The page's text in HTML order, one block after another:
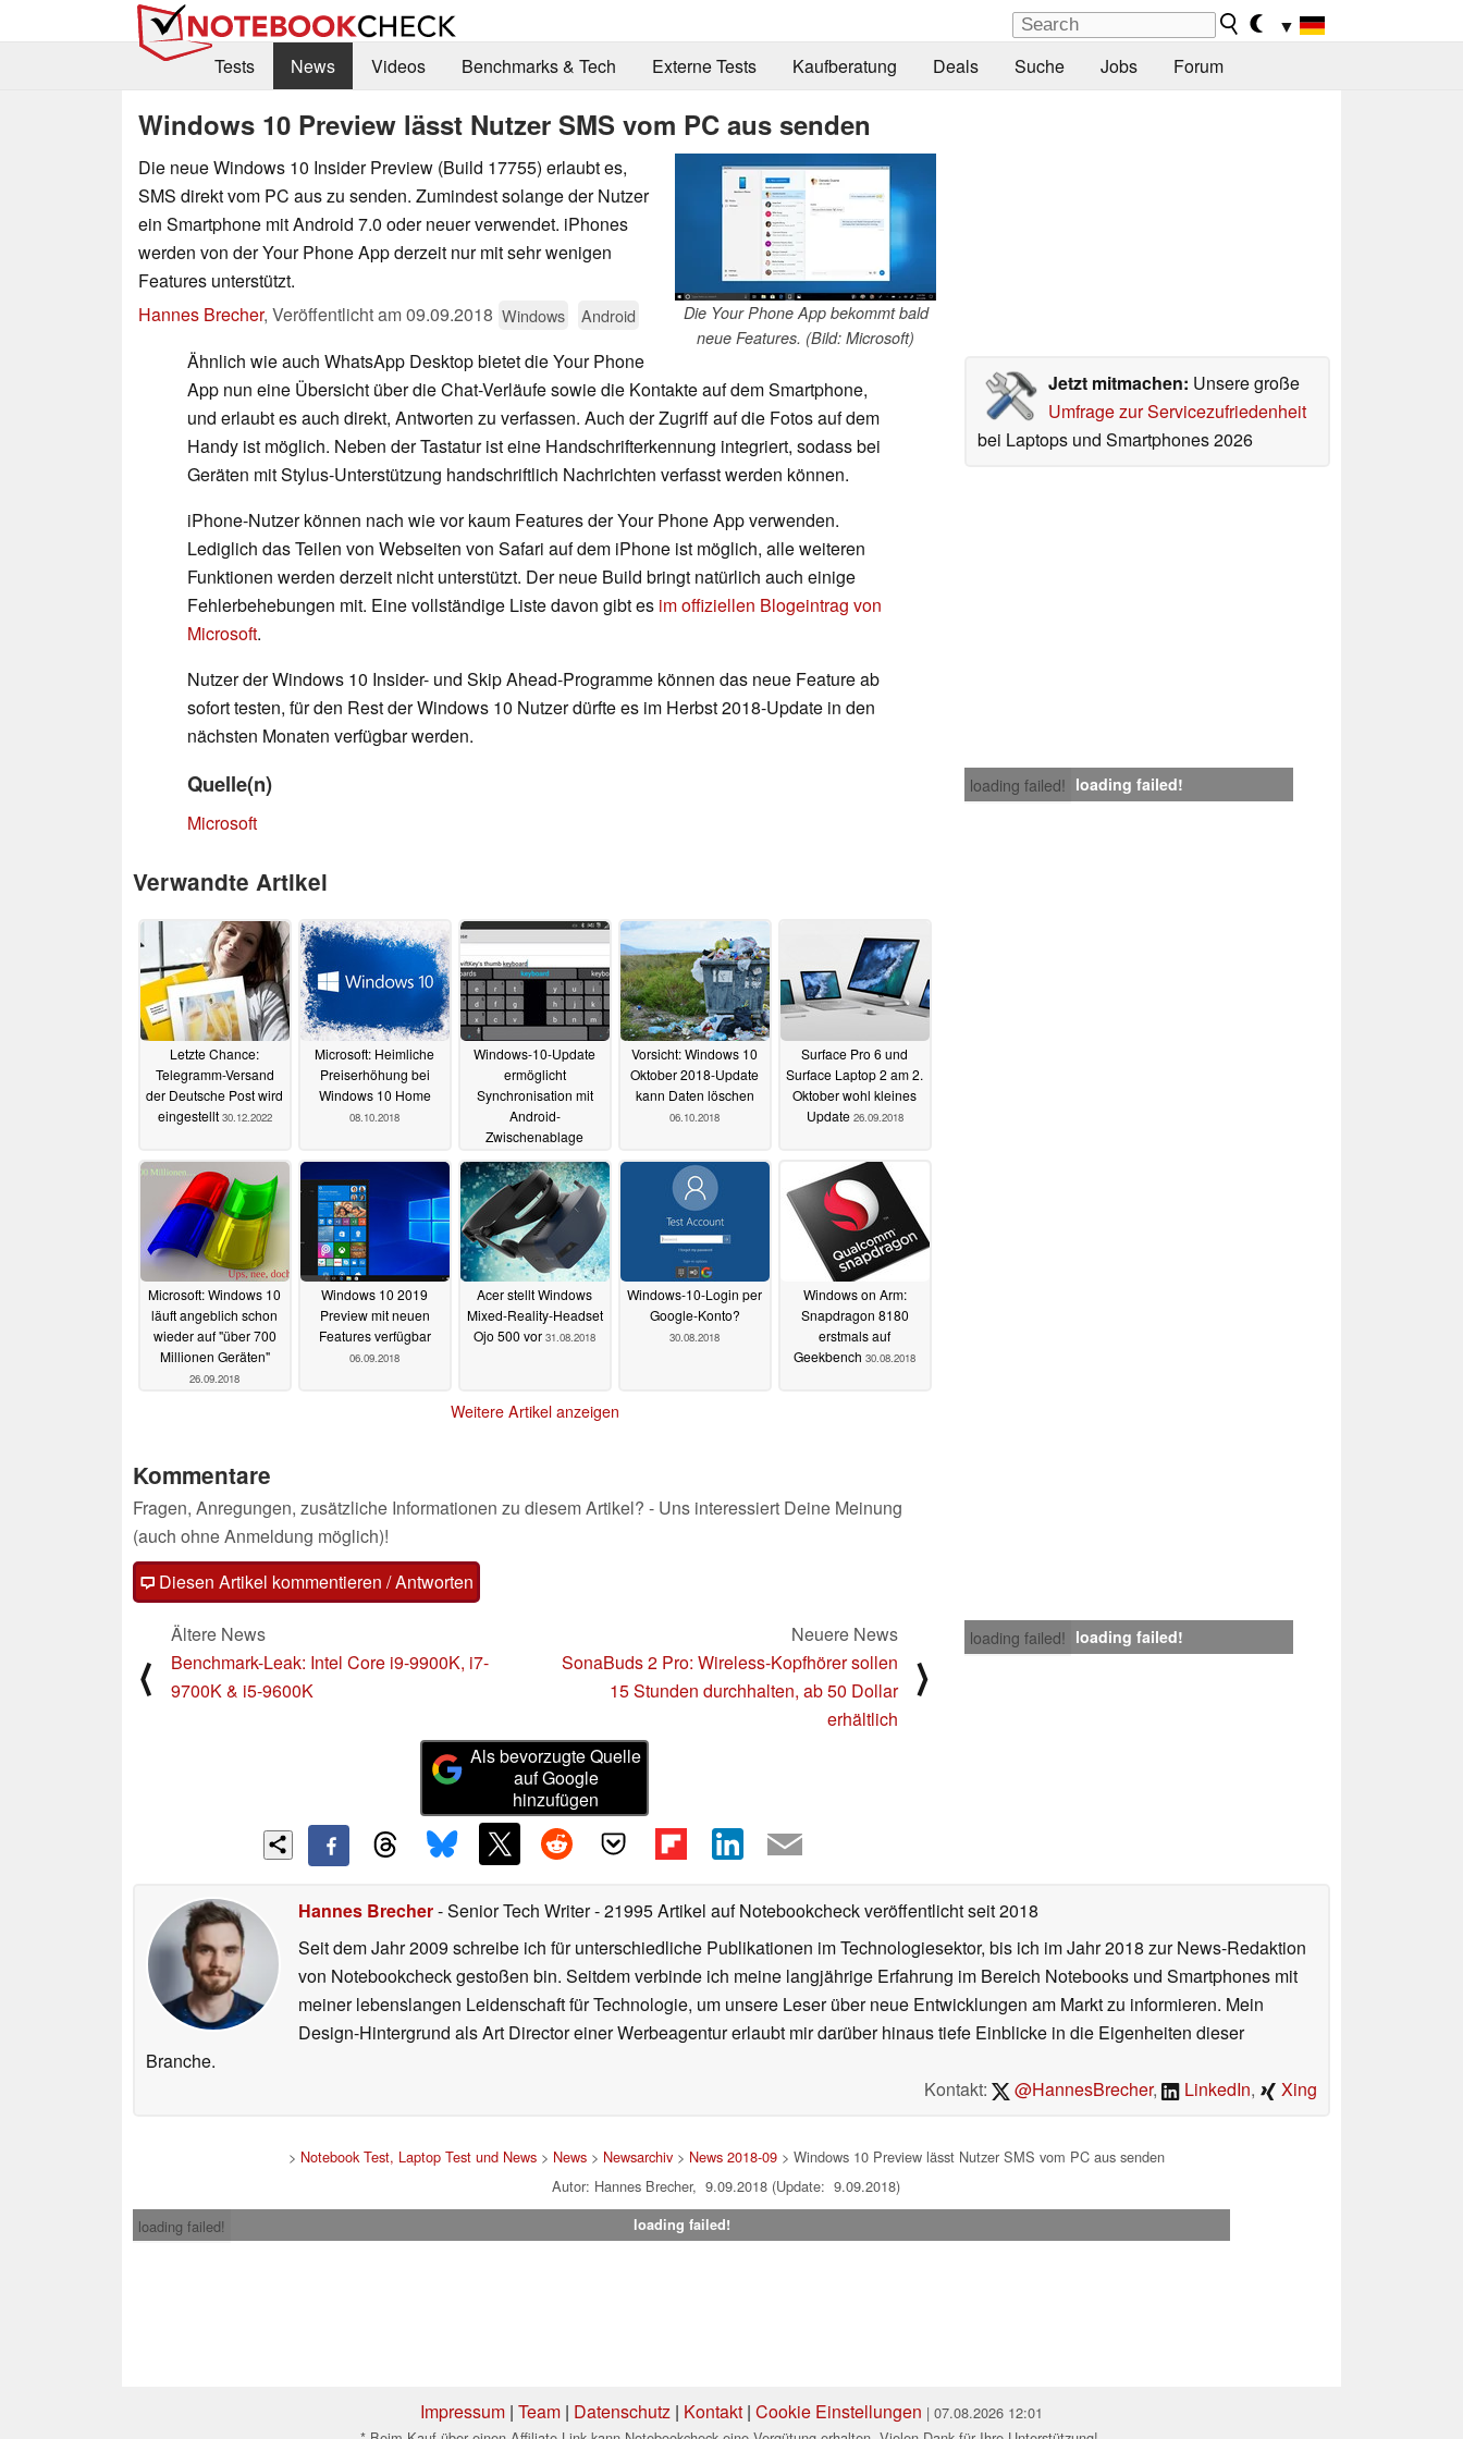
▼
Tests
News Videos Benchmarks & Tech Externe Tests Kaufberatung Deals Suche Jobs Forum
Windows 10 Preview lässt Nutzer SMS vom PC aus senden
Die Your Phone App bekommt bald
neue Features. (Bild: Microsoft)
Die neue Windows 10 Insider Preview (Build 17755) erlaubt es,
SMS direkt vom PC aus zu senden. Zumindest solange der Nutzer
ein Smartphone mit Android 7.0 oder neuer verwendet. iPhones
werden von der Your Phone App derzeit nur mit sehr wenigen
Features unterstützt.
Hannes Brecher, Veröffentlicht am09.09.2018 Windows Android
Jetzt mitmachen: Unsere große
Umfrage zur Servicezufriedenheit
bei Laptops und Smartphones 2026
Ähnlich wie auch WhatsApp Desktop bietet die Your Phone
App nun eine Übersicht über die Chat-Verläufe sowie die Kontakte auf dem Smartphone,
und erlaubt es auch direkt, Antworten zu verfassen. Auch der Zugriff auf die Fotos auf dem
Handy ist möglich. Neben der Tastatur ist eine Handschrifterkennung integriert, sodass bei
Geräten mit Stylus-Unterstützung handschriftlich Nachrichten verfasst werden können.
iPhone-Nutzer können nach wie vor kaum Features der Your Phone App verwenden.
Lediglich das Teilen von Webseiten von Safari auf dem iPhone ist möglich, alle weiteren
Funktionen werden derzeit nicht unterstützt. Der neue Build bringt natürlich auch einige
Fehlerbehebungen mit. Eine vollständige Liste davon gibt es im offiziellen Blogeintrag von
Microsoft.
Nutzer der Windows 10 Insider- und Skip Ahead-Programme können das neue Feature ab
sofort testen, für den Rest der Windows 10 Nutzer dürfte es im Herbst 2018-Update in den
nächsten Monaten verfügbar werden.
loading failed! loading failed!
Quelle(n)
Microsoft
Verwandte Artikel
Letzte Chance:
Telegramm-Versand
der Deutsche Post wird
eingestellt 30.12.2022
Microsoft: Heimliche
Preiserhöhung bei
Windows 10 Home
08.10.2018
Windows-10-Update
ermöglicht
Synchronisation mit
Android-
Zwischenablage
07.10.2018
Vorsicht: Windows 10
Oktober 2018-Update
kann Daten löschen
06.10.2018
Surface Pro 6 und
Surface Laptop 2 am 2.
Oktober wohl kleines
Update 26.09.2018
Microsoft: Windows 10
läuft angeblich schon
wieder auf "über 700
Millionen Geräten"
26.09.2018
Windows 10 2019
Preview mit neuen
Features verfügbar
06.09.2018
Acer stellt Windows
Mixed-Reality-Headset
Ojo 500 vor 31.08.2018
Windows-10-Login per
Google-Konto?
30.08.2018
Windows on Arm:
Snapdragon 8180
erstmals auf
Geekbench 30.08.2018
Weitere Artikel anzeigen
Kommentare
Fragen, Anregungen, zusätzliche Informationen zu diesem Artikel? - Uns interessiert Deine Meinung
(auch ohne Anmeldung möglich)!
Diesen Artikel kommentieren / Antworten
loading failed! loading failed!
⟨
Ältere News
Benchmark-Leak: Intel Core i9-9900K, i7-
9700K & i5-9600K
Neuere News
SonaBuds 2 Pro: Wireless-Kopfhörer sollen
15 Stunden durchhalten, ab 50 Dollar
erhältlich
⟩
Als bevorzugte Quelle
auf Google
hinzufügen
Hannes Brecher- Senior Tech Writer- 21995 Artikel auf Notebookcheck veröffentlichtseit 2018
Seit dem Jahr 2009 schreibe ich für unterschiedliche Publikationen im Technologiesektor, bis ich im Jahr 2018 zur News-Redaktion
von Notebookcheck gestoßen bin. Seitdem verbinde ich meine langjährige Erfahrung im Bereich Notebooks und Smartphones mit
meiner lebenslangen Leidenschaft für Technologie, um unsere Leser über neue Entwicklungen am Markt zu informieren. Mein
Design-Hintergrund als Art Director einer Werbeagentur erlaubt mir darüber hinaus tiefe Einblicke in die Eigenheiten dieser
Branche.
Kontakt:
@HannesBrecher, LinkedIn, Xing
> Notebook Test, Laptop Test und News> News> Newsarchiv> News 2018-09> Windows 10 Preview lässt Nutzer SMS vom PC aus senden
Autor: Hannes Brecher, 9.09.2018 (Update: 9.09.2018)
loading failed!
loading failed!
Impressum | Team | Datenschutz | Kontakt | Cookie Einstellungen | 07.08.2026 12:01